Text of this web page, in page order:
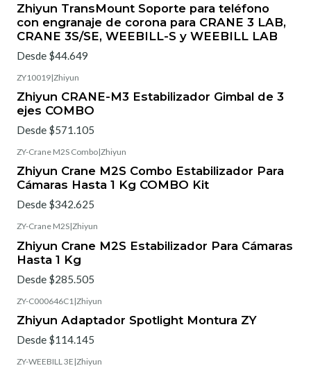
Zhiyun TransMount Soporte para teléfono
con engranaje de corona para CRANE 3 LAB,
CRANE 3S/SE, WEEBILL-S y WEEBILL LAB
Desde $44.649
ZY10019|Zhiyun
Zhiyun CRANE-M3 Estabilizador Gimbal de 3
ejes COMBO
Desde $571.105
ZY-Crane M2S Combo|Zhiyun
Zhiyun Crane M2S Combo Estabilizador Para
Cámaras Hasta 1 Kg COMBO Kit
Desde $342.625
ZY-Crane M2S|Zhiyun
Zhiyun Crane M2S Estabilizador Para Cámaras
Hasta 1 Kg
Desde $285.505
ZY-C000646C1 |Zhiyun
Zhiyun Adaptador Spotlight Montura ZY
Desde $114.145
ZY-WEEBILL 3E |Zhiyun